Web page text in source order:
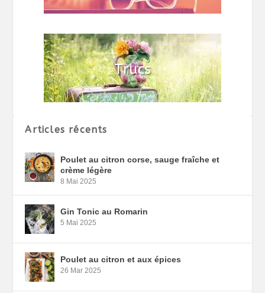
Articles récents
Poulet au citron corse, sauge fraîche et
crème légère
8 Mai 2025
Gin Tonic au Romarin
5 Mai 2025
Poulet au citron et aux épices
26 Mar 2025